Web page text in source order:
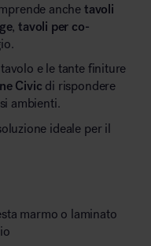
anche tavoli
,tavoli per co-
e le tante finiture
Civic di rispondere
ambienti.
ideale per il
marmo o laminato